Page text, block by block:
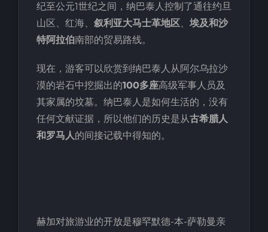
纪至公元1世纪之间，纳巴泰人控制了通往约旦
山区、红海、 叙利亚大马士革地区、 埃及和沙
特阿拉伯南部的贸易路线。
现在，游客可以欣赏到纳巴泰人从阿尔乌拉沙
漠的岩石中挖掘出的100多座高级军事人员及
其家属的坟墓。纳巴泰人是如何生活的，没有
任何文献证据，所以他们的历史是从古希腊人
和罗马人的间接记载中得知的。
赫加对旅游业的开放是穆罕默德-本-萨勒曼亲